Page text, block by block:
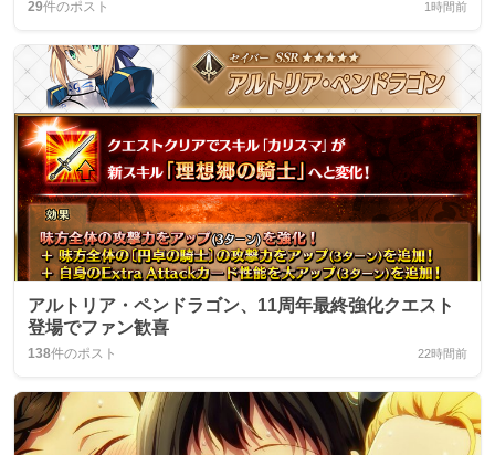
29件のポスト 1時間前
アルトリア・ペンドラゴン、11周年最終強化クエスト
登場でファン歓喜
138件のポスト 22時間前